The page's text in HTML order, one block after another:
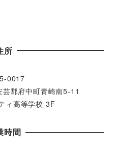
所
0017
郡府中町青崎南5-11
ィ高等学校 3F
時間